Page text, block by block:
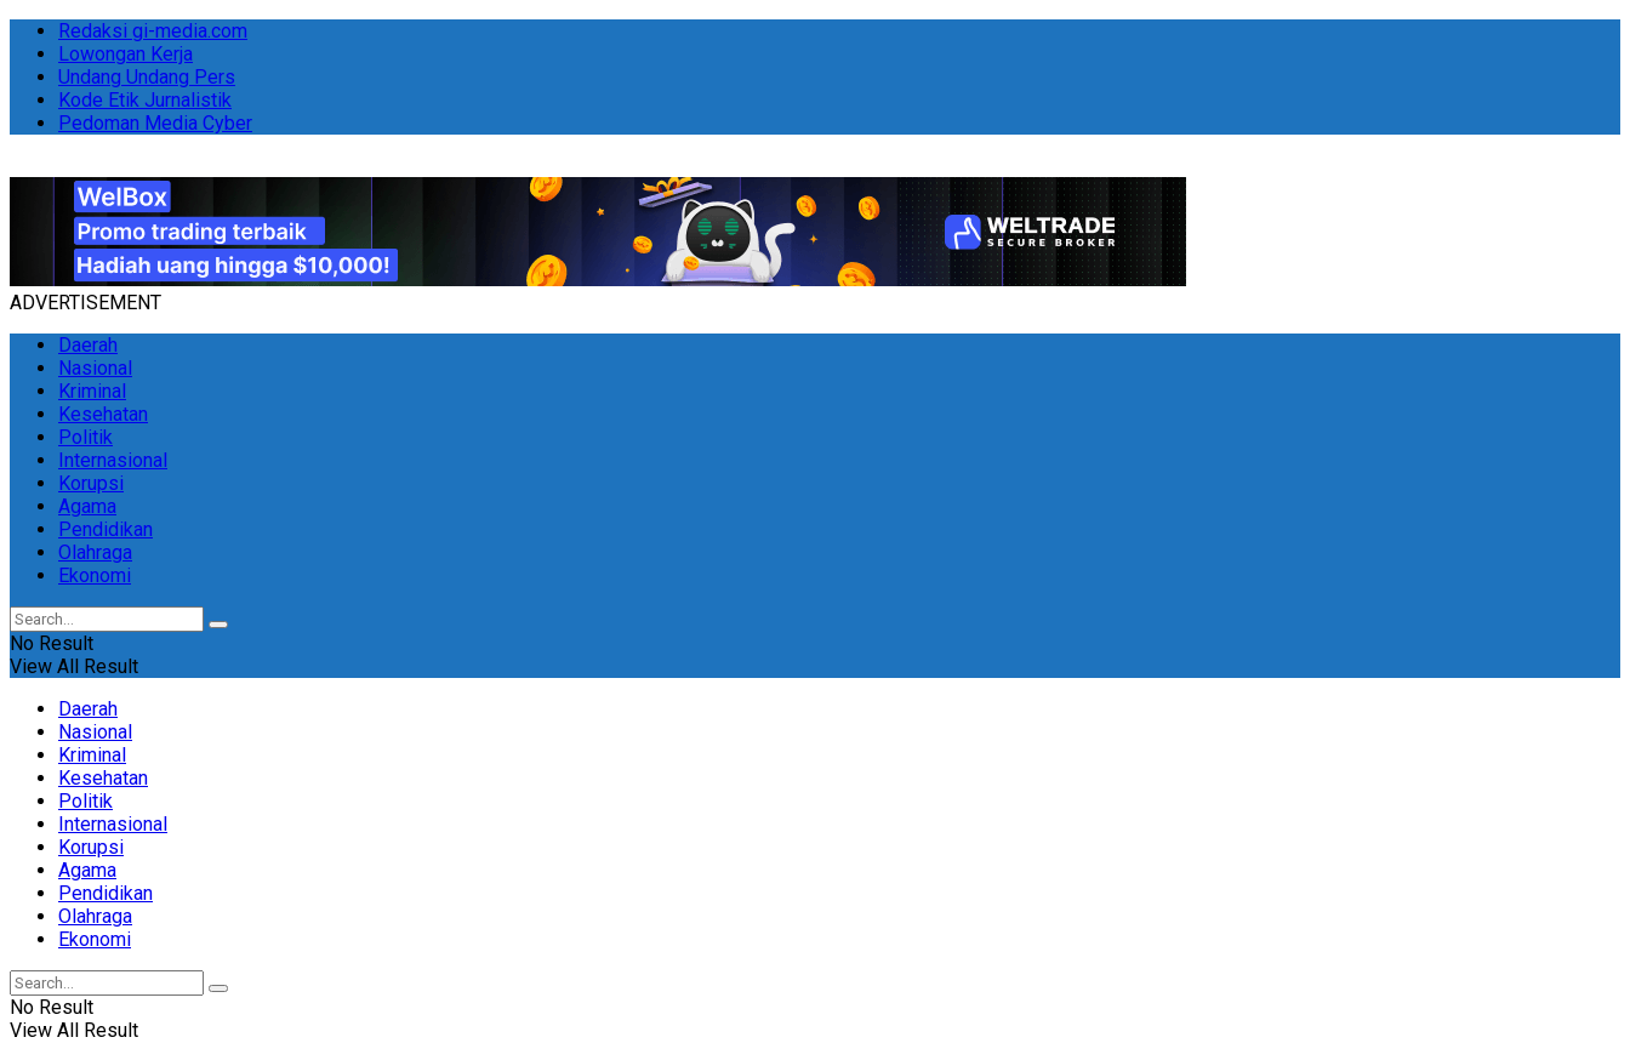
Redaksi gi-media.com
Lowongan Kerja
Undang Undang Pers
Kode Etik Jurnalistik
Pedoman Media Cyber
ADVERTISEMENT
Daerah
Nasional
Kriminal
Kesehatan
Politik
Internasional
Korupsi
Agama
Pendidikan
Olahraga
Ekonomi
No Result
View All Result
Daerah
Nasional
Kriminal
Kesehatan
Politik
Internasional
Korupsi
Agama
Pendidikan
Olahraga
Ekonomi
No Result
View All Result